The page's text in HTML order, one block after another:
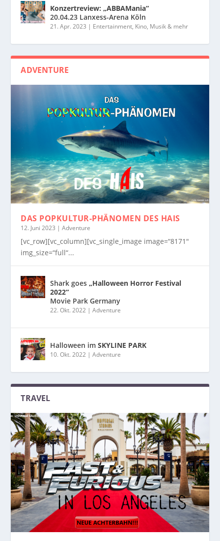
Konzertreview: „ABBAMania“
20.04.23 Lanxess-Arena Köln
21. Apr. 2023 | Entertainment, Kino, Musik & mehr
ADVENTURE
DAS POPKULTUR-PHÄNOMEN DES HAIS
12. Juni 2023 |Adventure
[vc_row][vc_column][vc_single_image image=“8171″
img_size=“full“...
Shark goes„Halloween Horror Festival
2022“
Movie Park Germany
22. Okt. 2022 |Adventure
Halloween imSKYLINE PARK
10. Okt. 2022 |Adventure
TRAVEL